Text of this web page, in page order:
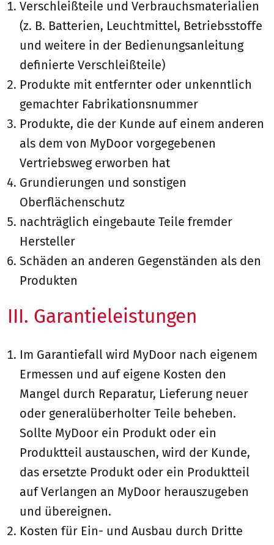
Verschleißteile und Verbrauchsmaterialien
(z. B. Batterien, Leuchtmittel, Betriebsstoffe
und weitere in der Bedienungsanleitung
definierte Verschleißteile)
Produkte mit entfernter oder unkenntlich
gemachter Fabrikationsnummer
Produkte, die der Kunde auf einem anderen
als dem von MyDoor vorgegebenen
Vertriebsweg erworben hat
Grundierungen und sonstigen
Oberflächenschutz
nachträglich eingebaute Teile fremder
Hersteller
Schäden an anderen Gegenständen als den
Produkten
III. Garantieleistungen
Im Garantiefall wird MyDoor nach eigenem
Ermessen und auf eigene Kosten den
Mangel durch Reparatur, Lieferung neuer
oder generalüberholter Teile beheben.
Sollte MyDoor ein Produkt oder ein
Produktteil austauschen, wird der Kunde,
das ersetzte Produkt oder ein Produktteil
auf Verlangen an MyDoor herauszugeben
und übereignen.
Kosten für Ein- und Ausbau durch Dritte